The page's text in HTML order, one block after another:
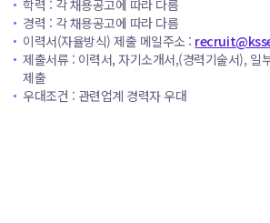
학력 : 각 채용공고에 따라 다름
경력 : 각 채용공고에 따라 다름
이력서(자율방식) 제출 메일주소 :
제출서류 : 이력서, 자기소개서,(경력기술서), 일
제출
우대조건 : 관련업계 경력자 우대